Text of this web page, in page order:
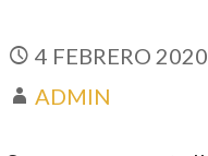
4 FEBRERO 2020
ADMIN